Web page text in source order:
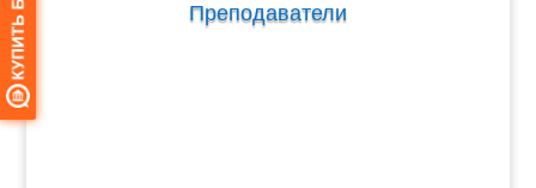
Преподаватели